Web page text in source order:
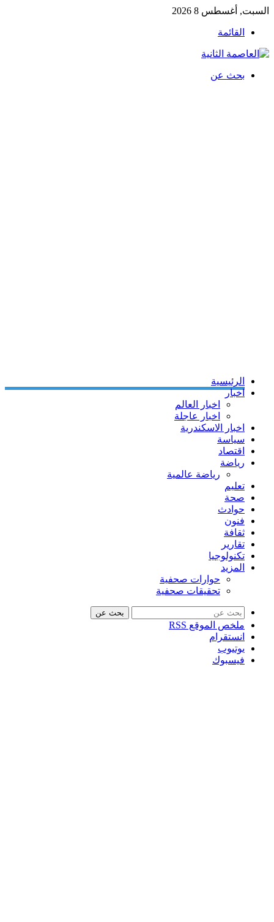
السبت, أغسطس 8 2026
القائمة
بحث عن
الرئيسية
اخبار
اخبار العالم
اخبار عاجلة
اخبار الاسكندرية
سياسة
اقتصاد
رياضة
رياضة عالمية
تعليم
صحة
حوادث
فنون
ثقافة
تقارير
تكنولوجيا
المزيد
حوارات صحفية
تحقيقات صحفية
بحث عن
ملخص الموقع RSS
انستقرام
يوتيوب
فيسبوك